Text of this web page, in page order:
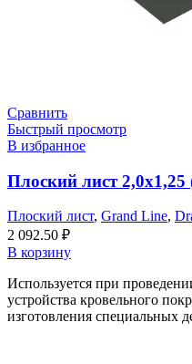
Сравнить
Быстрый просмотр
В избранное
Плоский лист 2,0х1,25
Плоский лист, Grand Line,
2 092.50 ₽
В корзину
Используется при
устройства кровельного
изготовления специальных